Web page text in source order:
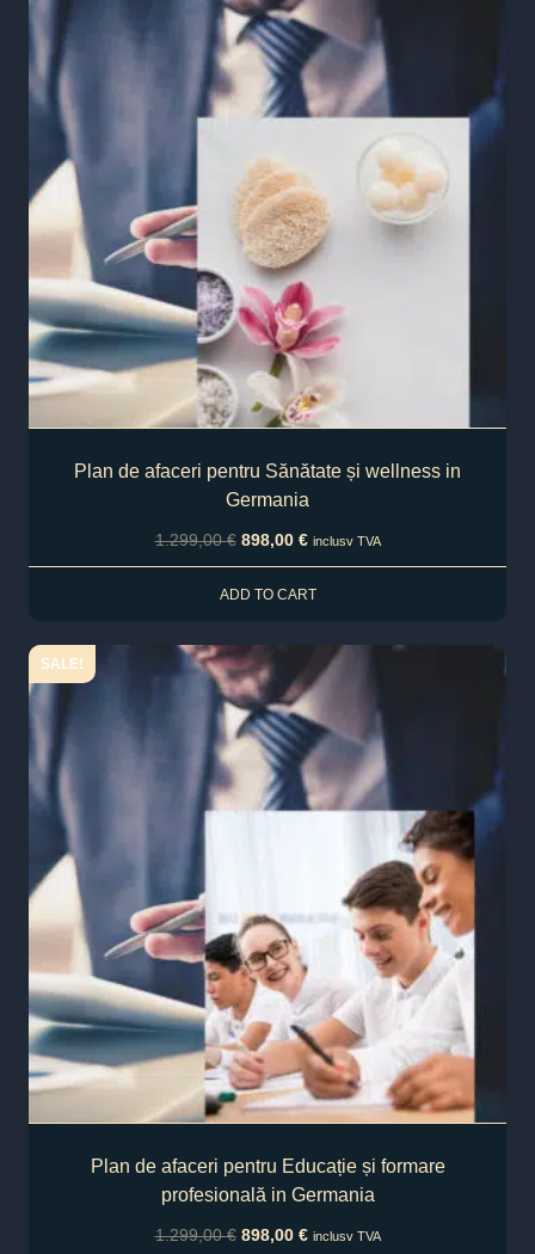
Plan de afaceri pentru Sănătate și wellness in
Germania
1.299,00€ 898,00 € inclusv TVA
ADD TO CART
SALE!
Plan de afaceri pentru Educație și formare
profesională in Germania
1.299,00€ 898,00 € inclusv TVA